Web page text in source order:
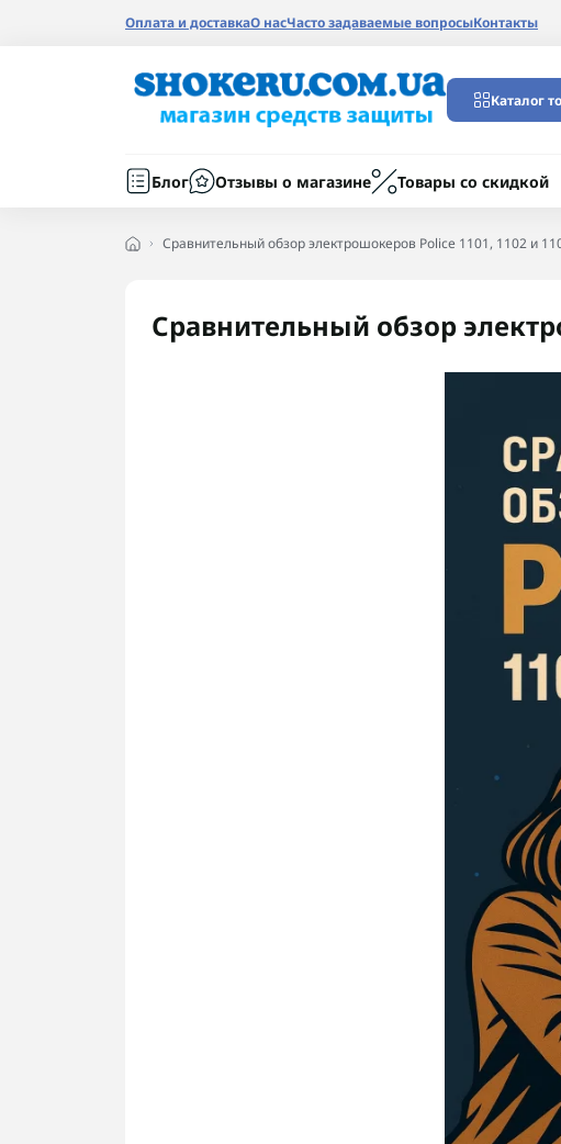
Оплата и доставкаО насЧасто задаваемые вопросыКонтакты
Каталог
Блог Отзывы о магазине Товары со скидкой
Сравнительный обзор электрошокеров Police 1101, 1102 и
Сравнительный обзор